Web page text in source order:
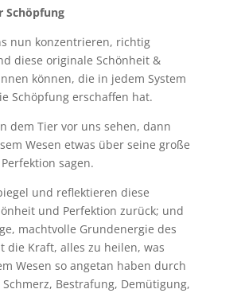
Schöpfung
nun konzentrieren, richtig
diese originale Schönheit &
können, die in jedem System
Schöpfung erschaffen hat.
dem Tier vor uns sehen, dann
Wesen etwas über seine große
sagen.
und reflektieren diese
und Perfektion zurück; und
machtvolle Grundenergie des
die Kraft, alles zu heilen, was
Wesen so angetan haben durch
Bestrafung, Demütigung,